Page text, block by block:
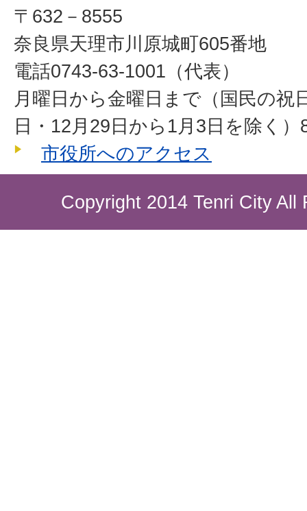
〒632－8555
奈良県天理市川原城町605番地
電話0743-63-1001（代表）
月曜日から金曜日まで（国民の祝
日・12月29日から1月3日を除く
市役所へのアクセス
Copyright 2014 Tenri City All